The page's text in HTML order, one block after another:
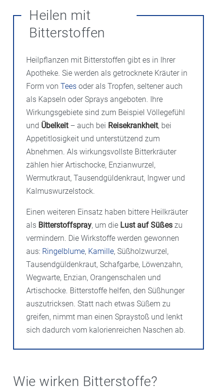
Heilen mit
Bitterstoffen
Heilpflanzen mit Bitterstoffen gibt es in Ihrer
Apotheke. Sie werden als getrocknete Kräuter in
Form von Tees oder als Tropfen, seltener auch
als Kapseln oder Sprays angeboten. Ihre
Wirkungsgebiete sind zum Beispiel Völlegefühl
und Übelkeit– auch bei Reisekrankheit, bei
Appetitlosigkeit und unterstützend zum
Abnehmen. Als wirkungsvollste Bitterkräuter
zählen hier Artischocke, Enzianwurzel,
Wermutkraut, Tausendgüldenkraut, Ingwer und
Kalmuswurzelstock.
Einen weiteren Einsatz haben bittere Heilkräuter
als Bitterstoffspray, um die Lust auf Süßes zu
vermindern. Die Wirkstoffe werden gewonnen
aus: Ringelblume, Kamille, Süßholzwurzel,
Tausendgüldenkraut, Schafgarbe, Löwenzahn,
Wegwarte, Enzian, Orangenschalen und
Artischocke. Bitterstoffe helfen, den Süßhunger
auszutricksen. Statt nach etwas Süßem zu
greifen, nimmt man einen Spraystoß und lenkt
sich dadurch vom kalorienreichen Naschen ab.
Wie wirken Bitterstoffe?